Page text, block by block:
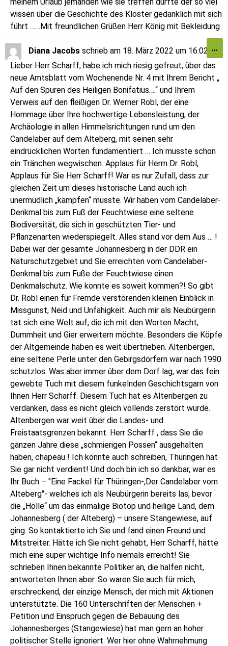
wissen über die Geschichte des Kloster gedanklich mit sich
führt ……Mit freundlichen Grüßen Herr König mit Bekleidung
Diana Jacobs schrieb am 18. März 2022 um 16:02
Lieber Herr Scharff, habe ich mich riesig gefreut, über das
neue Amtsblatt vom Wochenende Nr. 4 mit Ihrem Bericht „
Auf den Spuren des Heiligen Bonifatius….“ und Ihrem
Verweis auf den fleißigen Dr. Werner Robl, der eine
Hommage über Ihre hochwertige Lebensleistung, der
Archäologie in allen Himmelsrichtungen rund um den
Candelaber auf dem Alteberg, mit seinen sehr
eindrücklichen Worten fundamentiert … Ich musste schon
ein Tränchen wegwischen. Applaus für Herrn Dr. Robl,
Applaus für Sie Herr Scharff! War es nur Zufall, dass zur
gleichen Zeit um dieses historische Land auch ich
unermüdlich „kämpfen“ musste. Wir haben vom Candelaber-
Denkmal bis zum Fuß der Feuchtwiese eine seltene
Biodiversität, die sich in geschützten Tier- und
Pflanzenarten wiederspiegelt. Alles stand vor dem Aus … !
Dabei war der gesamte Johannesberg in der DDR ein
Naturschutzgebiet und Sie erreichten vom Candelaber-
Denkmal bis zum Fuße der Feuchtwiese einen
Denkmalschutz. Wie konnte es soweit kommen?! So gibt
Dr. Robl einen für Fremde verstörenden kleinen Einblick in
Missgunst, Neid und Unfähigkeit. Auch mir als Neubürgerin
tat sich eine Welt auf, die ich mit den Worten Macht,
Dummheit und Gier erweitern möchte. Besonders die Köpfe
der Altgemeinde haben es weit übertrieben. Altenbergen,
eine seltene Perle unter den Gebirgsdörfern war nach 1990
schutzlos. Was aber immer über dem Dorf lag, war das fein
gewebte Tuch mit diesem funkelnden Geschichtsgarn von
Ihnen Herr Scharff. Diesem Tuch hat es Altenbergen zu
verdanken, dass es nicht gleich vollends zerstört wurde.
Altenbergen war weit über die Landes- und
Freistaatsgrenzen bekannt. Herr Scharff , dass Sie die
ganzen Jahre diese „schmierigen Possen“ ausgehalten
haben, chapeau ! Ich könnte auch schreiben, Thüringen hat
Sie gar nicht verdient! Und doch bin ich so dankbar, war es
Ihr Buch – "Eine Fackel für Thüringen-,Der Candelaber vom
Alteberg"- welches ich als Neubürgerin bereits las, bevor
die „Hölle“ um das einmalige Biotop und heilige Land, dem
Johannesberg ( der Alteberg) – unsere Stangewiese, auf
ging. So kontaktierte ich Sie und fand einen Freund und
Mitstreiter. Hätte ich Sie nicht gehabt, Herr Scharff, hätte
mich eine super wichtige Info niemals erreicht! Sie
schrieben Ihnen bekannte Politiker an, die halfen nicht,
antworteten Ihnen aber. So waren Sie auch für mich,
erschreckend, der einzige Mensch, der mich mit Aktionen
unterstützte. Die 160 Unterschriften der Menschen +
Petition und Einspruch gegen die Bebauung des
Johannesberges (Stangewiese) hat man gern an hoher
politischer Stelle ignoriert. Wer hier ohne Wahrnehmung
…